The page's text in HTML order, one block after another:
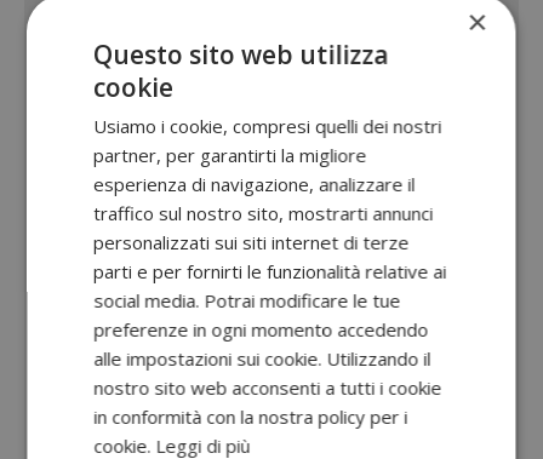
×
Questo sito web utilizza
cookie
Usiamo i cookie, compresi quelli dei nostri
partner, per garantirti la migliore
esperienza di navigazione, analizzare il
traffico sul nostro sito, mostrarti annunci
personalizzati sui siti internet di terze
parti e per fornirti le funzionalità relative ai
social media. Potrai modificare le tue
preferenze in ogni momento accedendo
alle impostazioni sui cookie. Utilizzando il
nostro sito web acconsenti a tutti i cookie
in conformità con la nostra policy per i
cookie. Leggi di più